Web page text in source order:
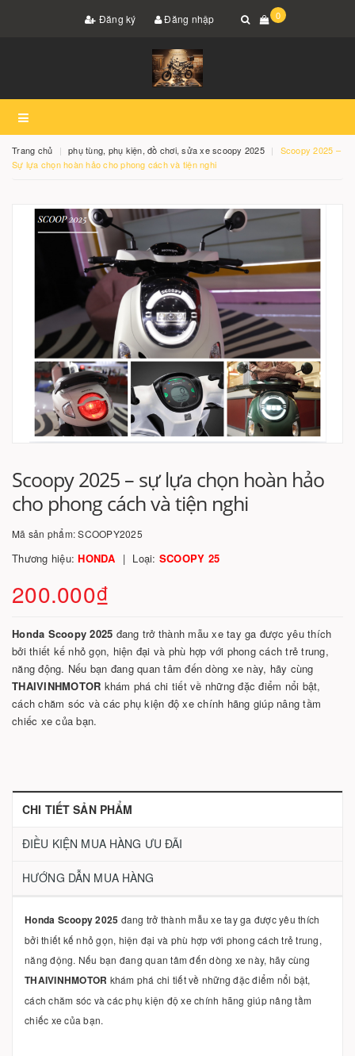
Đăng ký Đăng nhập 0
Trang chủ phụ tùng, phụ kiện, đồ chơi, sửa xe scoopy 2025
Scoopy 2025 –
Sự lựa chọn hoàn hảo cho phong cách và tiện nghi
Scoopy 2025 – sự lựa chọn hoàn hảo
cho phong cách và tiện nghi
Mã sản phẩm:SCOOPY2025
Thương hiệu:HONDA Loại: SCOOPY 25
200.000₫
Honda Scoopy 2025 đang trở thành mẫu xe tay ga được yêu thích
bởi thiết kế nhỏ gọn, hiện đại và phù hợp với phong cách trẻ trung,
năng động. Nếu bạn đang quan tâm đến dòng xe này, hãy cùng
THAIVINHMOTOR khám phá chi tiết về những đặc điểm nổi bật,
cách chăm sóc và các phụ kiện độ xe chính hãng giúp nâng tầm
chiếc xe của bạn.
CHI TIẾT SẢN PHẨM
ĐIỀU KIỆN MUA HÀNG ƯU ĐÃI
HƯỚNG DẪN MUA HÀNG
Honda Scoopy 2025 đang trở thành mẫu xe tay ga được yêu thích
bởi thiết kế nhỏ gọn, hiện đại và phù hợp với phong cách trẻ trung,
năng động. Nếu bạn đang quan tâm đến dòng xe này, hãy cùng
THAIVINHMOTOR khám phá chi tiết về những đặc điểm nổi bật,
cách chăm sóc và các phụ kiện độ xe chính hãng giúp nâng tầm
chiếc xe của bạn.